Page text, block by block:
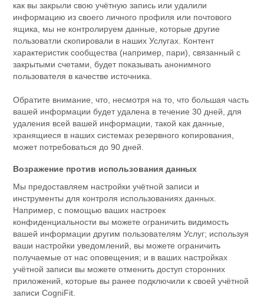
как вы закрыли свою учётную запись или удалили
информацию из своего личного профиля или почтового
ящика, мы не контролируем данные, которые другие
пользоватли скопировали в наших Услугах. Контент
характеристик сообщества (например, пари), связанный с
закрытыми счетами, будет показывать анонимного
пользователя в качестве источника.
Обратите внимание, что, несмотря на то, что большая часть
вашей информации будет удалена в течение 30 дней, для
удаления всей вашей информации, такой как данные,
хранящиеся в наших системах резервного копирования,
может потребоваться до 90 дней.
Возражение против использования данных
Мы предоставляем настройки учётной записи и
инструменты для контроля использованиях данных.
Например, с помощью ваших настроек
конфиденциальности вы можете ограничить видимость
вашей информации другим пользователям Услуг; используя
ваши настройки уведомлений, вы можете ограничить
получаемые от нас оповещения; и в ваших настройках
учётной записи вы можете отменить доступ сторонних
приложений, которые вы ранее подключили к своей учётной
записи CogniFit.